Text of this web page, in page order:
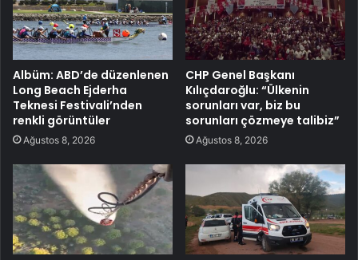
Albüm: ABD’de düzenlenen
Long Beach Ejderha
Teknesi Festivali’nden
renkli görüntüler
Ağustos 8, 2026
CHP Genel Başkanı
Kılıçdaroğlu: “Ülkenin
sorunları var, biz bu
sorunları çözmeye talibiz”
Ağustos 8, 2026